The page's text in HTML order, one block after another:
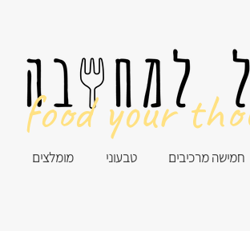
מומלצים טבעוני חמישה מרכיבים
food your